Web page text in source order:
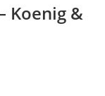
Koenig &